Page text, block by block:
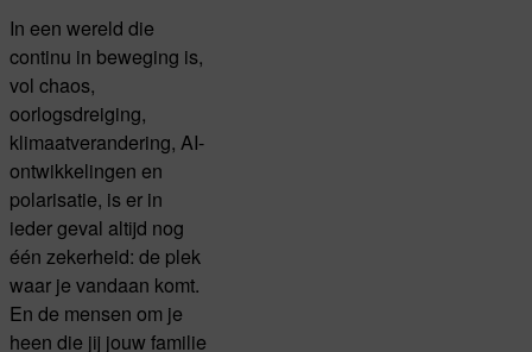
In een wereld die
continu in beweging is,
vol chaos,
oorlogsdreiging,
klimaatverandering, AI-
ontwikkelingen en
polarisatie, is er in
ieder geval altijd nog
één zekerheid: de plek
waar je vandaan komt.
En de mensen om je
heen die jij jouw familie